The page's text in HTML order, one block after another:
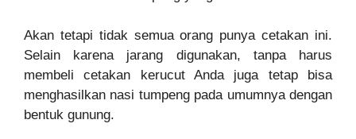
Akan tetapi tidak semua orang punya cetakan ini.
Selain karena jarang digunakan, tanpa harus
membeli cetakan kerucut Anda juga tetap bisa
menghasilkan nasi tumpeng pada umumnya dengan
bentuk gunung.